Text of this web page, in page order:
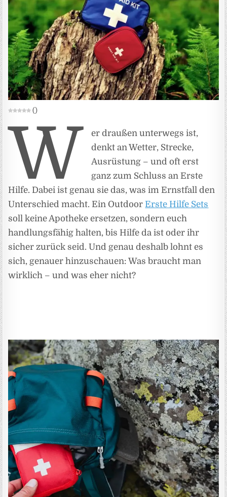
()
W
er draußen unterwegs ist,
denkt an Wetter, Strecke,
Ausrüstung – und oft erst
ganz zum Schluss an Erste
Hilfe. Dabei ist genau sie das, was im Ernstfall den
Unterschied macht. Ein OutdoorErste Hilfe Sets
soll keine Apotheke ersetzen, sondern euch
handlungsfähig halten, bis Hilfe da ist oder ihr
sicher zurück seid. Und genau deshalb lohnt es
sich, genauer hinzuschauen: Was braucht man
wirklich – und was eher nicht?